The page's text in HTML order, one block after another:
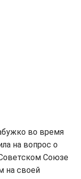
во время
на вопрос о
Союзе
на своей